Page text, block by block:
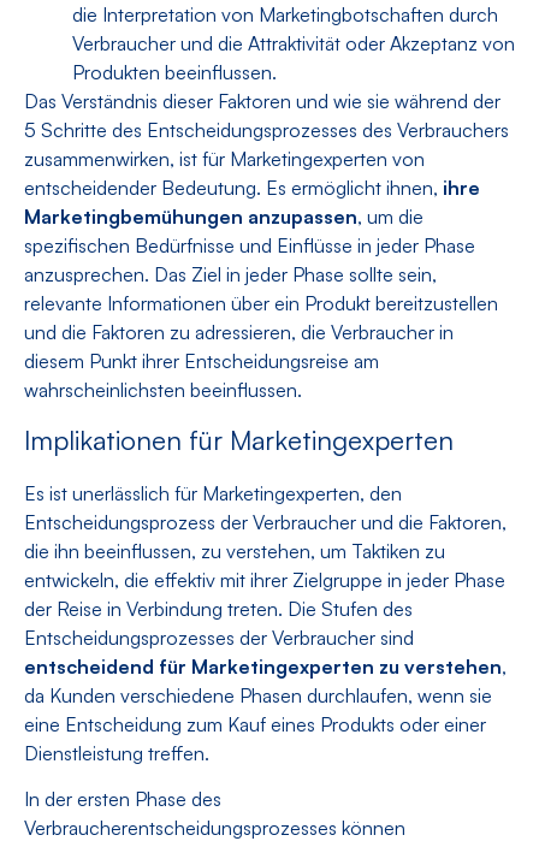
die Interpretation von Marketingbotschaften durch
Verbraucher und die Attraktivität oder Akzeptanz von
Produkten beeinflussen.
Das Verständnis dieser Faktoren und wie sie während der
5 Schritte des Entscheidungsprozesses des Verbrauchers
zusammenwirken, ist für Marketingexperten von
entscheidender Bedeutung. Es ermöglicht ihnen, ihre
Marketingbemühungen anzupassen, um die
spezifischen Bedürfnisse und Einflüsse in jeder Phase
anzusprechen. Das Ziel in jeder Phase sollte sein,
relevante Informationen über ein Produkt bereitzustellen
und die Faktoren zu adressieren, die Verbraucher in
diesem Punkt ihrer Entscheidungsreise am
wahrscheinlichsten beeinflussen.
Implikationen für Marketingexperten
Es ist unerlässlich für Marketingexperten, den
Entscheidungsprozess der Verbraucher und die Faktoren,
die ihn beeinflussen, zu verstehen, um Taktiken zu
entwickeln, die effektiv mit ihrer Zielgruppe in jeder Phase
der Reise in Verbindung treten. Die Stufen des
Entscheidungsprozesses der Verbraucher sind
entscheidend für Marketingexperten zu verstehen,
da Kunden verschiedene Phasen durchlaufen, wenn sie
eine Entscheidung zum Kauf eines Produkts oder einer
Dienstleistung treffen.
In der ersten Phase des
Verbraucherentscheidungsprozesses können